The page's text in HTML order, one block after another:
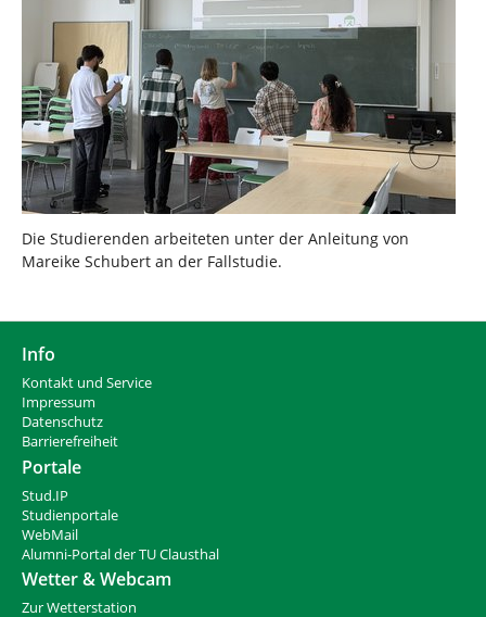
Die Studierenden arbeiteten unter der Anleitung von
Mareike Schubert an der Fallstudie.
Info
Kontakt und Service
Impressum
Datenschutz
Barrierefreiheit
Portale
Stud.IP
Studienportale
WebMail
Alumni-Portal der TU Clausthal
Wetter & Webcam
Zur Wetterstation